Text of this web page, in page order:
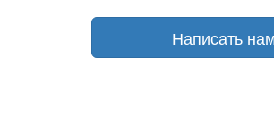
Написать